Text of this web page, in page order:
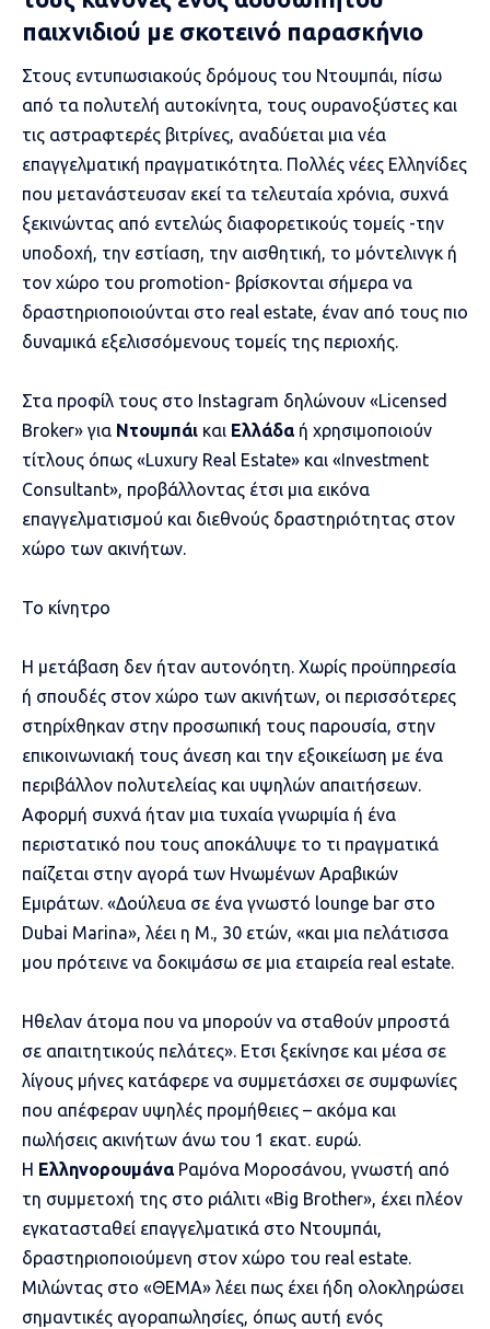
παιχνιδιού με σκοτεινό παρασκήνιο
Στους εντυπωσιακούς δρόμους του Ντουμπάι, πίσω
από τα πολυτελή αυτοκίνητα, τους ουρανοξύστες και
τις αστραφτερές βιτρίνες, αναδύεται μια νέα
επαγγελματική πραγματικότητα. Πολλές νέες Ελληνίδες
που μετανάστευσαν εκεί τα τελευταία χρόνια, συχνά
ξεκινώντας από εντελώς διαφορετικούς τομείς -την
υποδοχή, την εστίαση, την αισθητική, το μόντελινγκ ή
τον χώρο του promotion- βρίσκονται σήμερα να
δραστηριοποιούνται στο real estate, έναν από τους πιο
δυναμικά εξελισσόμενους τομείς της περιοχής.
Στα προφίλ τους στο Instagram δηλώνουν «Licensed
Broker» για Ντουμπάι και Ελλάδαή χρησιμοποιούν
τίτλους όπως «Luxury Real Estate» και «Investment
Consultant», προβάλλοντας έτσι μια εικόνα
επαγγελματισμού και διεθνούς δραστηριότητας στον
χώρο των ακινήτων.
Το κίνητρο
Η μετάβαση δεν ήταν αυτονόητη. Χωρίς προϋπηρεσία
ή σπουδές στον χώρο των ακινήτων, οι περισσότερες
στηρίχθηκαν στην προσωπική τους παρουσία, στην
επικοινωνιακή τους άνεση και την εξοικείωση με ένα
περιβάλλον πολυτελείας και υψηλών απαιτήσεων.
Αφορμή συχνά ήταν μια τυχαία γνωριμία ή ένα
περιστατικό που τους αποκάλυψε το τι πραγματικά
παίζεται στην αγορά των Ηνωμένων Αραβικών
Εμιράτων. «Δούλευα σε ένα γνωστό lounge bar στο
Dubai Marina», λέει η Μ., 30 ετών, «και μια πελάτισσα
μου πρότεινε να δοκιμάσω σε μια εταιρεία real estate.
Ηθελαν άτομα που να μπορούν να σταθούν μπροστά
σε απαιτητικούς πελάτες». Ετσι ξεκίνησε και μέσα σε
λίγους μήνες κατάφερε να συμμετάσχει σε συμφωνίες
που απέφεραν υψηλές προμήθειες – ακόμα και
πωλήσεις ακινήτων άνω του 1 εκατ. ευρώ.
Η Ελληνορουμάνα Ραμόνα Μοροσάνου, γνωστή από
τη συμμετοχή της στο ριάλιτι «Big Brother», έχει πλέον
εγκατασταθεί επαγγελματικά στο Ντουμπάι,
δραστηριοποιούμενη στον χώρο του real estate.
Μιλώντας στο «ΘΕΜΑ» λέει πως έχει ήδη ολοκληρώσει
σημαντικές αγοραπωλησίες, όπως αυτή ενός